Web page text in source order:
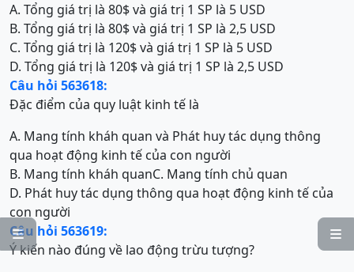


A. Tổng giá trị là 80$ và giá trị 1 SP là 5 USD
B. Tổng giá trị là 80$ và giá trị 1 SP là 2,5 USD
C. Tổng giá trị là 120$ và giá trị 1 SP là 5 USD
D. Tổng giá trị là 120$ và giá trị 1 SP là 2,5 USD
Câu hỏi 563618:
Đặc điểm của quy luật kinh tế là
A. Mang tính kháh quan và Phát huy tác dụng thông
qua hoạt động kinh tế của con người
B. Mang tính kháh quanC. Mang tính chủ quan
D. Phát huy tác dụng thông qua hoạt động kinh tế của
con người
Câu hỏi 563619:
Ý kiến nào đúng về lao động trừu tượng?